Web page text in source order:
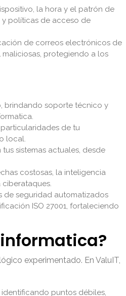
la hora y el patrón de
políticas de acceso de
de correos electrónicos de
protegiendo a los
brindando soporte técnico y
de tu
local.
sistemas actuales, desde
costosas, la inteligencia
de seguridad automatizados
ISO 27001, fortaleciendo
experimentado. En ValuIT,
puntos débiles,